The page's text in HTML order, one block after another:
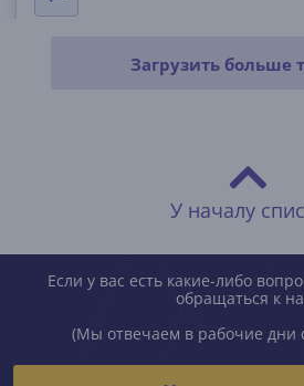
Загрузить больше
У началу
Если у вас есть какие-либо
обращаться к
(Мы отвечаем в рабочие дни